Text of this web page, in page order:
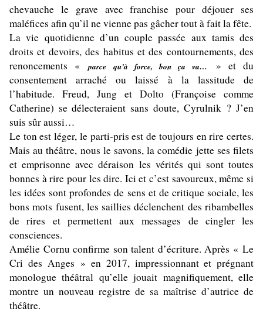
chevauche le grave avec franchise pour déjouer ses
maléfices afin qu’il ne vienne pas gâcher tout à fait la fête.
La vie quotidienne d’un couple passée aux tamis des
droits et devoirs, des habitus et des contournements, des
renoncements «parce qu’à force, bon ça va…
» et du
consentement arraché ou laissé à la lassitude de
l’habitude. Freud, Jung et Dolto (Françoise comme
Catherine) se délecteraient sans doute, Cyrulnik ? J’en
suis sûr aussi…
Le ton est léger, le parti-pris est de toujours en rire certes.
Mais au théâtre, nous le savons, la comédie jette ses filets
et emprisonne avec déraison les vérités qui sont toutes
bonnes à rire pour les dire. Ici et c’est savoureux, même si
les idées sont profondes de sens et de critique sociale, les
bons mots fusent, les saillies déclenchent des ribambelles
de rires et permettent aux messages de cingler les
consciences.
Amélie Cornu confirme son talent d’écriture. Après « Le
Cri des Anges » en 2017, impressionnant et prégnant
monologue théâtral qu’elle jouait magnifiquement, elle
montre un nouveau registre de sa maîtrise d’autrice de
théâtre.